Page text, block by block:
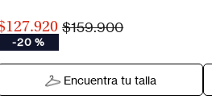
$159.900
-20 %
Encuentra tu talla